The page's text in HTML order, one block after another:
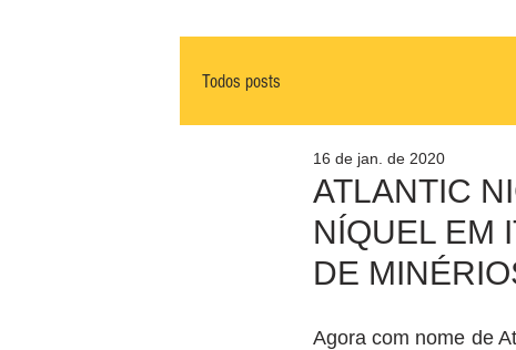
Todos posts
ATLANTIC
NÍQUEL EM
DE
16 de jan. de 2020
Agora com nome de